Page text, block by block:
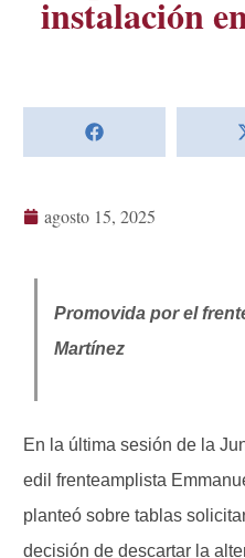
instalación
agosto 15, 2025
Promovida por el
Martínez
En la última sesión de la
edil frenteamplista
planteó sobre tablas
decisión de descartar la